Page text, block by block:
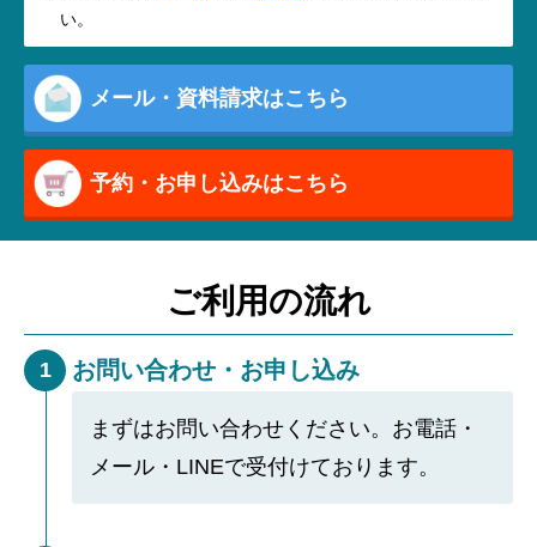
い。
メール・資料請求はこちら
予約・お申し込みはこちら
ご利用の流れ
1 お問い合わせ・お申し込み
まずはお問い合わせください。お電話・
メール・LINEで受付けております。